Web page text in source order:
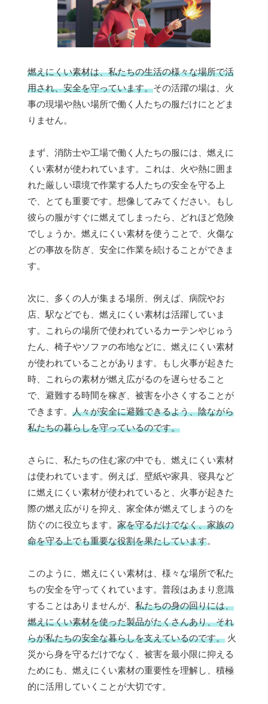
燃えにくい素材は、私たちの生活の様々な場所で活
用され、安全を守っています。その活躍の場は、火
事の現場や熱い場所で働く人たちの服だけにとどま
りません。
まず、消防士や工場で働く人たちの服には、燃えに
くい素材が使われています。これは、火や熱に囲ま
れた厳しい環境で作業する人たちの安全を守る上
で、とても重要です。想像してみてください。もし
彼らの服がすぐに燃えてしまったら、どれほど危険
でしょうか。燃えにくい素材を使うことで、火傷な
どの事故を防ぎ、安全に作業を続けることができま
す。
次に、多くの人が集まる場所、例えば、病院やお
店、駅などでも、燃えにくい素材は活躍していま
す。これらの場所で使われているカーテンやじゅう
たん、椅子やソファの布地などに、燃えにくい素材
が使われていることがあります。もし火事が起きた
時、これらの素材が燃え広がるのを遅らせること
で、避難する時間を稼ぎ、被害を小さくすることが
できます。 人々が安全に避難できるよう、陰ながら
私たちの暮らしを守っているのです。
さらに、私たちの住む家の中でも、燃えにくい素材
は使われています。例えば、壁紙や家具、寝具など
に燃えにくい素材が使われていると、火事が起きた
際の燃え広がりを抑え、家全体が燃えてしまうのを
防ぐのに役立ちます。 家を守るだけでなく、家族の
命を守る上でも重要な役割を果たしています。
このように、燃えにくい素材は、様々な場所で私た
ちの安全を守ってくれています。普段はあまり意識
することはありませんが、 私たちの身の回りには、
燃えにくい素材を使った製品がたくさんあり、それ
らが私たちの安全な暮らしを支えているのです。 火
災から身を守るだけでなく、被害を最小限に抑える
ためにも、燃えにくい素材の重要性を理解し、積極
的に活用していくことが大切です。